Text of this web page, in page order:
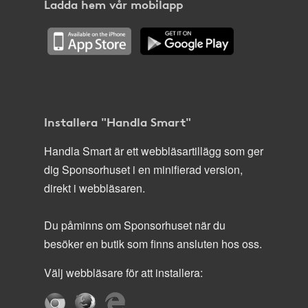
Ladda hem vår mobilapp
Installera "Handla Smart"
Handla Smart är ett webbläsartillägg som ger
dig Sponsorhuset i en minifierad version,
direkt i webbläsaren.
Du påminns om Sponsorhuset när du
besöker en butik som finns ansluten hos oss.
Välj webbläsare för att installera: